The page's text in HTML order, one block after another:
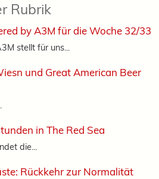
Rubrik
by A3M für die Woche 32/33
stellt für uns...
und Great American Beer
in The Red Sea
die...
Rückkehr zur Normalität